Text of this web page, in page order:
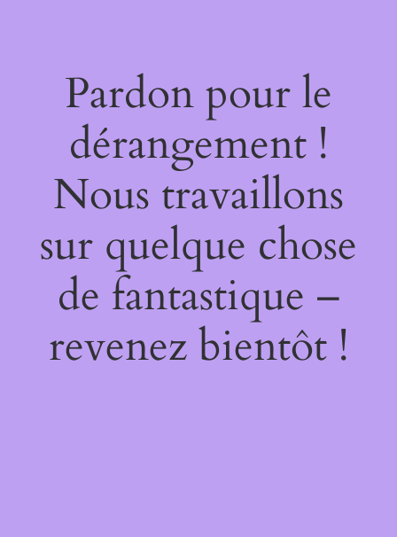
Pardon pour le
dérangement !
Nous travaillons
sur quelque chose
de fantastique –
revenez bientôt !